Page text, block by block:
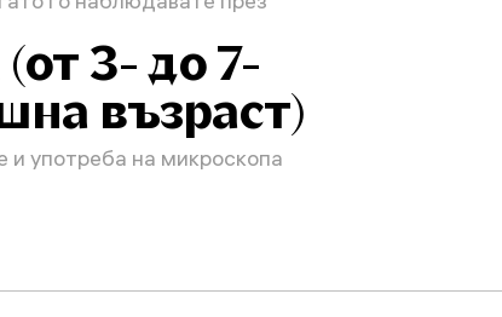
3- до 7-
възраст)
и употреба на микроскопа